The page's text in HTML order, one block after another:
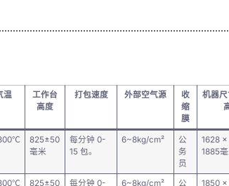
温
工作台
高度
打包速度 外部空气源
收
缩
膜
机器
825±50
毫米
每分钟 0-
15 包。
6~8kg/cm²
公
务
员
1628 x
1885
825±50
每分钟 0-
6~8kg/cm²
公
1850 x